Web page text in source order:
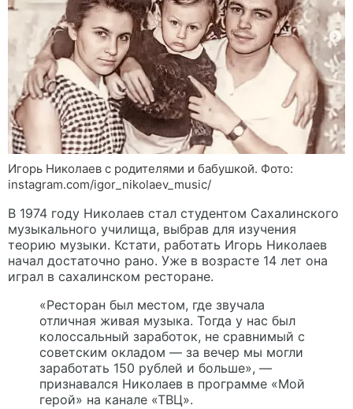
Игорь Николаев с родителями и бабушкой. Фото:
instagram.com/igor_nikolaev_music/
В 1974 году Николаев стал студентом Сахалинского
музыкального училища, выбрав для изучения
теорию музыки. Кстати, работать Игорь Николаев
начал достаточно рано. Уже в возрасте 14 лет она
играл в сахалинском ресторане.
«Ресторан был местом, где звучала
отличная живая музыка. Тогда у нас был
колоссальный заработок, не сравнимый с
советским окладом — за вечер мы могли
заработать 150 рублей и больше», —
признавался Николаев в программе «Мой
герой» на канале «ТВЦ».